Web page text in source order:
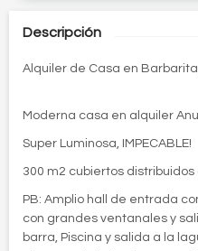
Descripción
Alquiler de Casa en
Moderna casa en alquiler
Super Luminosa, IMPECABLE!
300 m2 cubiertos
PB: Amplio hall de entrada
con grandes ventanales y
barra, Piscina y salida a la